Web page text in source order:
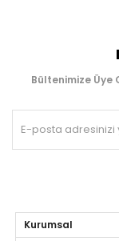
Bültenimize Üye
Kurumsal